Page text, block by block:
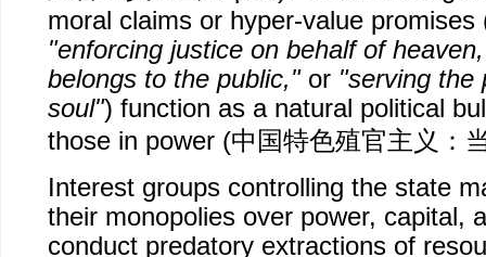
moral claims or hyper-value promises
"enforcing justice on behalf of
belongs to the public,"or "serving the
soul") function as a natural political
those in power (中国特色殖官主义：
Interest groups controlling the state
their monopolies over power, capital,
conduct predatory extractions of